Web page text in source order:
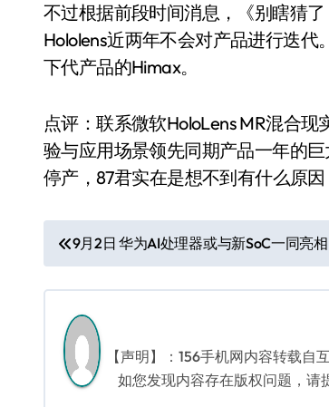
不过根据前段时间消息，《别瞎猜了
Hololens近两年不会对产品进行迭
下代产品的Himax。
点评：联系微软HoloLens MR混合
验与应用场景领先同期产品一年的
停产，87君实在是想不到有什么原因
文
章
导
航
9月2日 华为AI处理器或与新SoC一同亮相
【声明】：156手机网内容转载自
如您发现内容存在版权问题，请